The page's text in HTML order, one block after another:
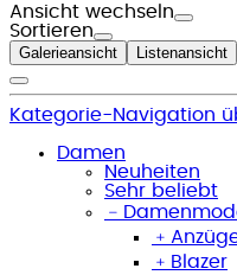
Ansicht wechseln
Sortieren
Galerieansicht Listenansicht
Kategorie-Navigation
Damen
Neuheiten
Sehr beliebt
﹣
﹢
﹢ Blazer